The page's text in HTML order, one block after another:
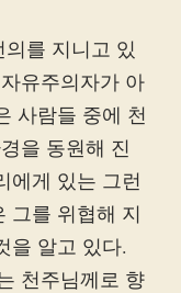
를 지니고 있
유주의자가 아
사람들 중에 천
을 동원해 진
에게 있는 그런
그를 위협해 지
을 알고 있다.
천주님께로 향